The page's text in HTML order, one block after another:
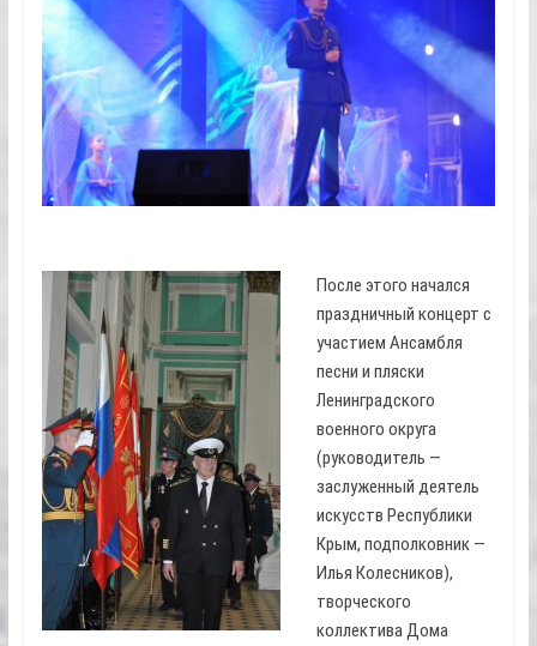
После этого начался
праздничный концерт с
участием Ансамбля
песни и пляски
Ленинградского
военного округа
(руководитель —
заслуженный деятель
искусств Республики
Крым, подполковник —
Илья Колесников),
творческого
коллектива Дома